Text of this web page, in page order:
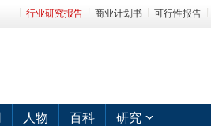
行业研究报告 商业计划书 可行性报告
人物 百科 研究